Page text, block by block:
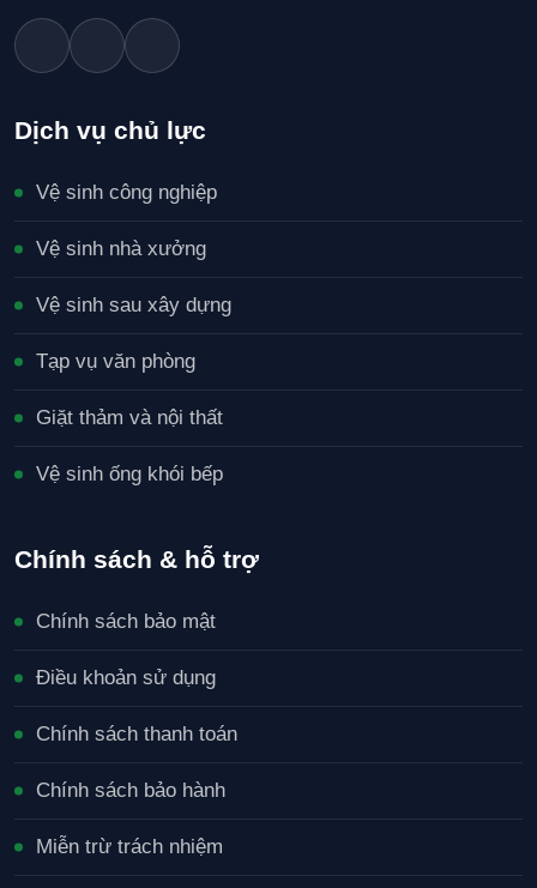
Dịch vụ chủ lực
Vệ sinh công nghiệp
Vệ sinh nhà xưởng
Vệ sinh sau xây dựng
Tạp vụ văn phòng
Giặt thảm và nội thất
Vệ sinh ống khói bếp
Chính sách & hỗ trợ
Chính sách bảo mật
Điều khoản sử dụng
Chính sách thanh toán
Chính sách bảo hành
Miễn trừ trách nhiệm